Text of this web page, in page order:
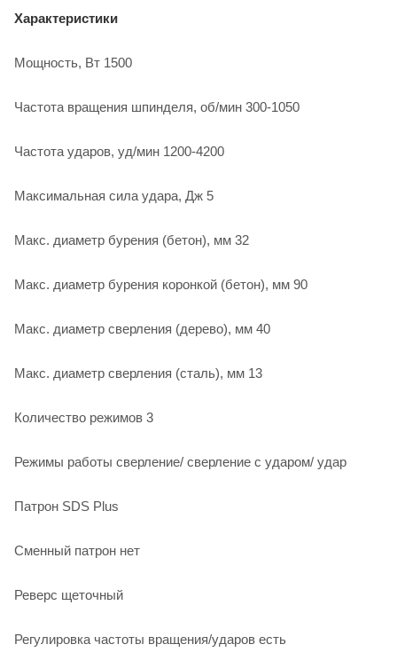
Характеристики
Мощность, Вт 1500
Частота вращения шпинделя, об/мин 300-1050
Частота ударов, уд/мин 1200-4200
Максимальная сила удара, Дж 5
Макс. диаметр бурения (бетон), мм 32
Макс. диаметр бурения коронкой (бетон), мм 90
Макс. диаметр сверления (дерево), мм 40
Макс. диаметр сверления (сталь), мм 13
Количество режимов 3
Режимы работы сверление/ сверление с ударом/ удар
Патрон SDS Plus
Сменный патрон нет
Реверс щеточный
Регулировка частоты вращения/ударов есть